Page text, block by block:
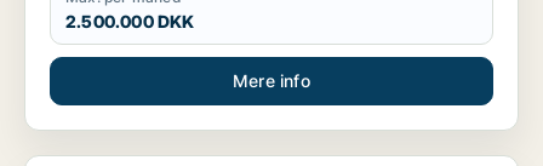
2.500.000 DKK
Mere info